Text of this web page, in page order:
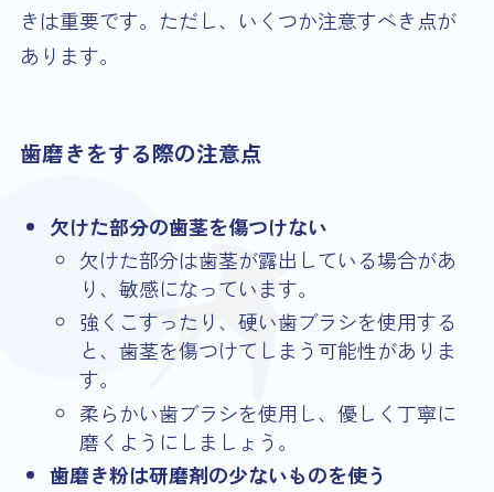
きは重要です。ただし、いくつか注意すべき点が
あります。
歯磨きをする際の注意点
欠けた部分の歯茎を傷つけない
欠けた部分は歯茎が露出している場合があ
り、敏感になっています。
強くこすったり、硬い歯ブラシを使用する
と、歯茎を傷つけてしまう可能性がありま
す。
柔らかい歯ブラシを使用し、優しく丁寧に
磨くようにしましょう。
歯磨き粉は研磨剤の少ないものを使う